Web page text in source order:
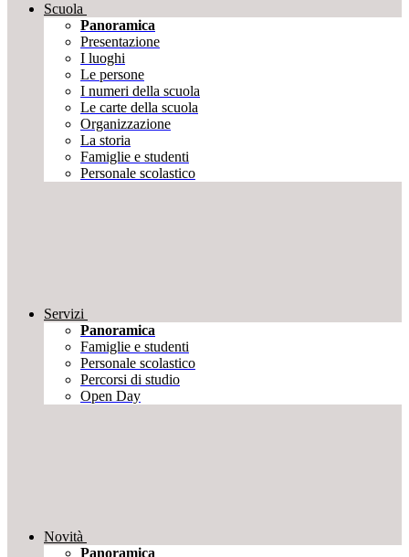
Scuola
Panoramica
Presentazione
I luoghi
Le persone
I numeri della scuola
Le carte della scuola
Organizzazione
La storia
Famiglie e studenti
Personale scolastico
Servizi
Panoramica
Famiglie e studenti
Personale scolastico
Percorsi di studio
Open Day
Novità
Panoramica